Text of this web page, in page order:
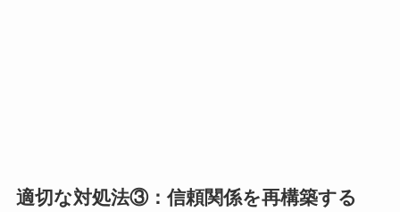
適切な対処法③：信頼関係を再構築する